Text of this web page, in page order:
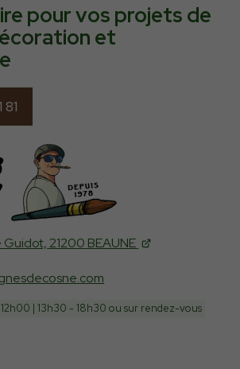
Guidot, 21200 BEAUNE
| 13h30 - 18h30 ou sur rendez-vous
pour vos projets de
et